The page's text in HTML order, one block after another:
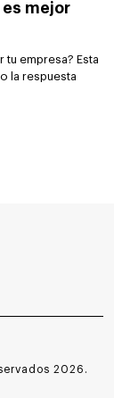
es mejor
tu empresa? Esta
la respuesta
2026.